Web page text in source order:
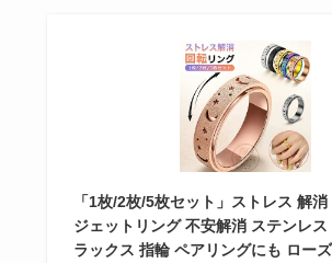
「1枚/2枚/5枚セット」ストレス 解
ジェットリング 不安解消 ステンレス
ラックス 指輪 ペアリングにも ロー